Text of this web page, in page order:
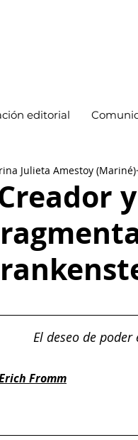
editorial
Julieta Amestoy (Mariné)
El deseo de
Fromm